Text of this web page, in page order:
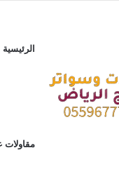
الرئيسية
مقاولات